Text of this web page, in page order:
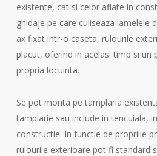
existente, cat si celor aflate in
ghidaje pe care culiseaza lamelele
ax fixat intr-o caseta, rulourile
placut, oferind in acelasi timp si un
propria locuinta.
Se pot monta pe tamplaria
tamplarie sau include in tencuiala,
constructie. In functie de propriile
rulourile exterioare pot fi standard